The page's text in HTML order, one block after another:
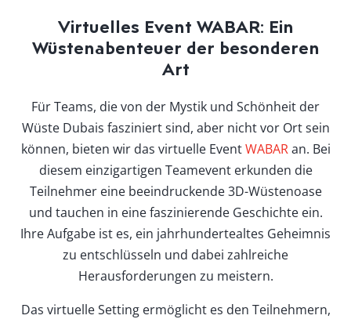
Virtuelles Event WABAR: Ein
Wüstenabenteuer der besonderen
Art
Für Teams, die von der Mystik und Schönheit der
Wüste Dubais fasziniert sind, aber nicht vor Ort sein
können, bieten wir das virtuelle EventWABARan. Bei
diesem einzigartigen Teamevent erkunden die
Teilnehmer eine beeindruckende 3D-Wüstenoase
und tauchen in eine faszinierende Geschichte ein.
Ihre Aufgabe ist es, ein jahrhundertealtes Geheimnis
zu entschlüsseln und dabei zahlreiche
Herausforderungen zu meistern.
Das virtuelle Setting ermöglicht es den Teilnehmern,